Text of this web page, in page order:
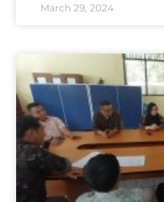
March 29, 2024